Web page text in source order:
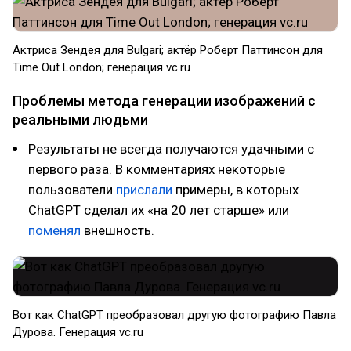
Актриса Зендея для Bulgari; актёр Роберт Паттинсон для
Time Out London; генерация vc.ru
Проблемы метода генерации изображений с
реальными людьми
Результаты не всегда получаются удачными с
первого раза. В комментариях некоторые
пользователи прислали примеры, в которых
ChatGPT сделал их «на 20 лет старше» или
поменял внешность.
Вот как ChatGPT преобразовал другую фотографию Павла
Дурова. Генерация vc.ru